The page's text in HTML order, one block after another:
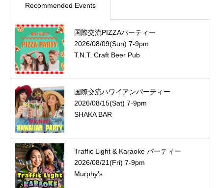
Recommended Events
国際交流PIZZAパーティー
2026/08/09(Sun) 7-9pm
T.N.T. Craft Beer Pub
国際交流ハワイアンパーティー
2026/08/15(Sat) 7-9pm
SHAKA BAR
Traffic Light & Karaoke パーティー
2026/08/21(Fri) 7-9pm
Murphy's